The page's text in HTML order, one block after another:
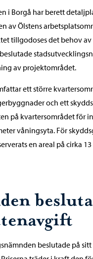
i Borgå har berett
av Ölstens
tillgodoses det behov
av projektområdet.
ett större
och ett
på kvartersområdet för
våningsyta. För
en areal på cirka
beslutade på